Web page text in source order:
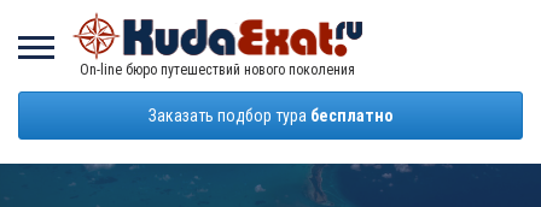
On-line бюро путешествий нового поколения
Заказать подбор тура бесплатно